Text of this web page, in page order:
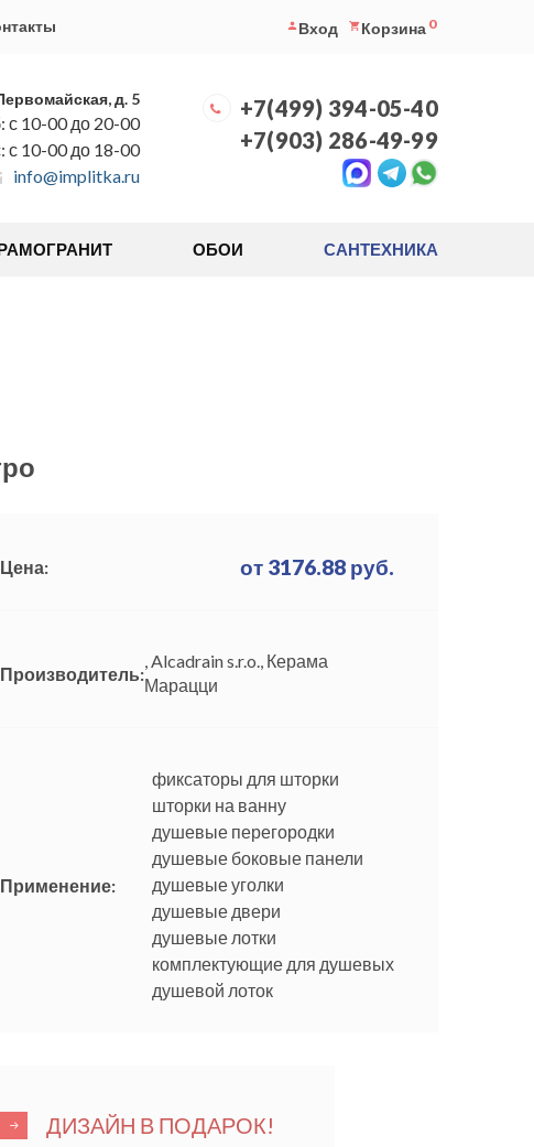
Вход Корзина 0
д. 5
с 10-00 до 20-00
с 10-00 до 18-00
info@implitka.ru
+7(499) 394-05-40
+7(903) 286-49-99
ОБОИ САНТЕХНИКА
Цена: от 3176.88 руб.
Производитель:
, Alcadrain s.r.o., Керама
Марацци
Применение:
фиксаторы для шторки
шторки на ванну
душевые перегородки
душевые боковые панели
душевые уголки
душевые двери
душевые лотки
комплектующие для душевых
душевой лоток
ДИЗАЙН В ПОДАРОК!